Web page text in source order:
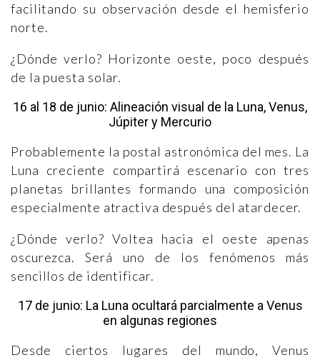
facilitando su observación desde el hemisferio
norte.
¿Dónde verlo? Horizonte oeste, poco después
de la puesta solar.
16 al 18 de junio: Alineación visual de la Luna, Venus,
Júpiter y Mercurio
Probablemente la postal astronómica del mes. La
Luna creciente compartirá escenario con tres
planetas brillantes formando una composición
especialmente atractiva después del atardecer.
¿Dónde verlo? Voltea hacia el oeste apenas
oscurezca. Será uno de los fenómenos más
sencillos de identificar.
17 de junio: La Luna ocultará parcialmente a Venus
en algunas regiones
Desde ciertos lugares del mundo, Venus